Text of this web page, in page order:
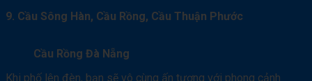
9. Cầu Sông Hàn, Cầu Rồng, Cầu Thuận Phước
Cầu Rồng Đà Nẵng
Khi phố lên đèn, bạn sẽ vô cùng ấn tượng với phong cảnh